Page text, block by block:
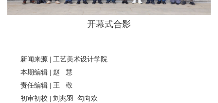
开幕式合影
新闻来源 | 工艺美术设计学院
本期编辑 | 赵 慧
责任编辑 | 王 敬
初审初校 | 刘兆羽 勾向欢